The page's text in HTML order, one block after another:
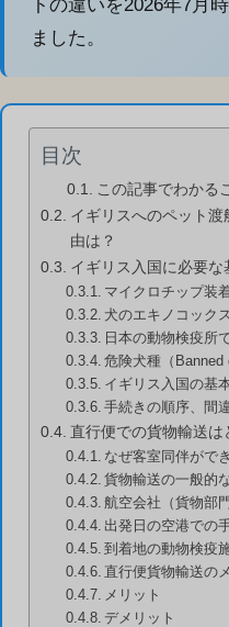
トの違いを2026年7月
ました。
目次
この記事でわかる
イギリスへのペット
由は？
イギリス入国に必要な
マイクロチップ装
犬のエキノコック
日本の動物検疫所
危険犬種（
イギリス入国の基
手続きの順序、間
直行便での貨物輸送は
なぜ客室同伴がで
貨物輸送の一般的
航空会社（貨物部
出発日の空港での
到着地の動物検疫
直行便貨物輸送の
メリット
デメリット